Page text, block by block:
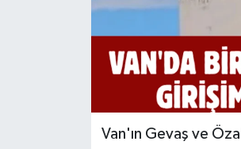
Van'ın Gevaş ve